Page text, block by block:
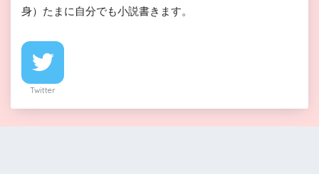
身）たまに自分でも小説書きます。
Twitter